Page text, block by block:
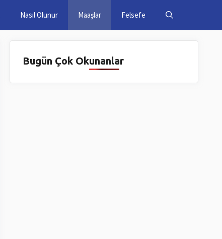
Nasıl Olunur Maaşlar Felsefe
Bugün Çok Okunanlar